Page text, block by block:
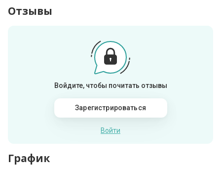
Отзывы
Войдите, чтобы почитать отзывы
Зарегистрироваться
Войти
График